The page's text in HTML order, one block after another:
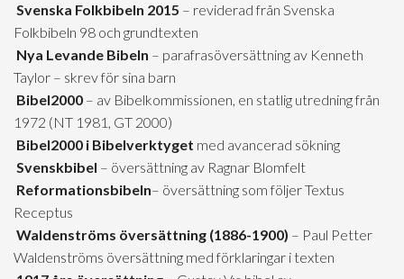
Svenska Folkbibeln 2015 – reviderad från Svenska
Folkbibeln 98 och grundtexten
Nya Levande Bibeln – parafrasöversättning av Kenneth
Taylor – skrev för sina barn
Bibel2000 – av Bibelkommissionen, en statlig utredning från
1972 (NT 1981, GT 2000)
Bibel2000 i Bibelverktyget med avancerad sökning
Svenskbibel – översättning av Ragnar Blomfelt
Reformationsbibeln– översättning som följer Textus
Receptus
Waldenströms översättning (1886-1900) – Paul Petter
Waldenströms översättning med förklaringar i texten